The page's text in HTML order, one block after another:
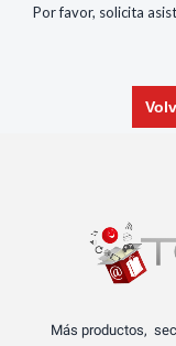
Por favor, solicita
Más productos,